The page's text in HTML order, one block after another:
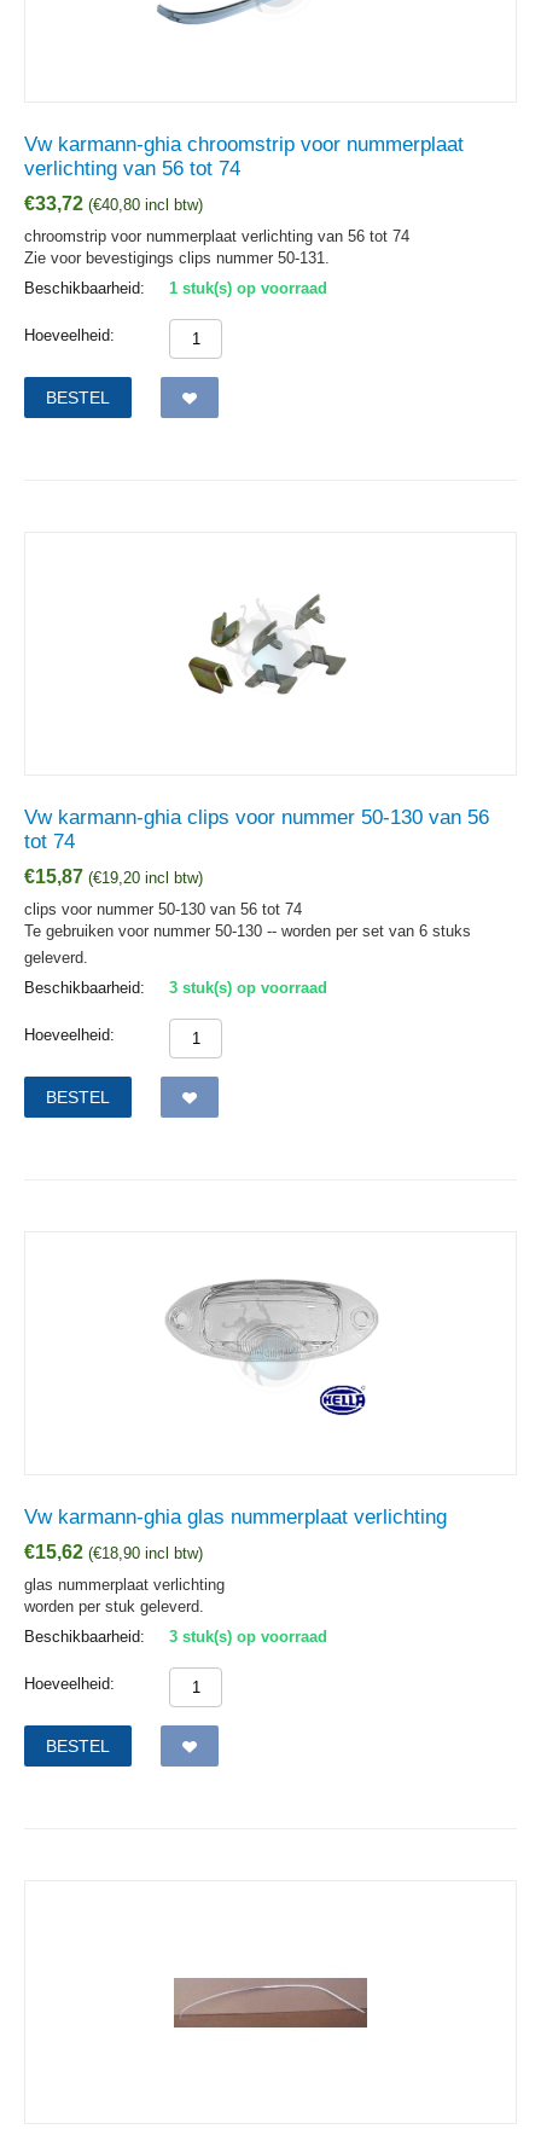
Vw karmann-ghia chroomstrip voor nummerplaat
verlichting van 56 tot 74
€33,72 (€40,80 incl btw)
chroomstrip voor nummerplaat verlichting van 56 tot 74
Zie voor bevestigings clips nummer 50-131.
Beschikbaarheid:
1 stuk(s) op voorraad
Hoeveelheid:
BESTEL
Vw karmann-ghia clips voor nummer 50-130 van 56
tot 74
€15,87 (€19,20 incl btw)
clips voor nummer 50-130 van 56 tot 74
Te gebruiken voor nummer 50-130 -- worden per set van 6 stuks
geleverd.
Beschikbaarheid:
3 stuk(s) op voorraad
Hoeveelheid:
BESTEL
Vw karmann-ghia glas nummerplaat verlichting
€15,62 (€18,90 incl btw)
glas nummerplaat verlichting
worden per stuk geleverd.
Beschikbaarheid:
3 stuk(s) op voorraad
Hoeveelheid:
BESTEL